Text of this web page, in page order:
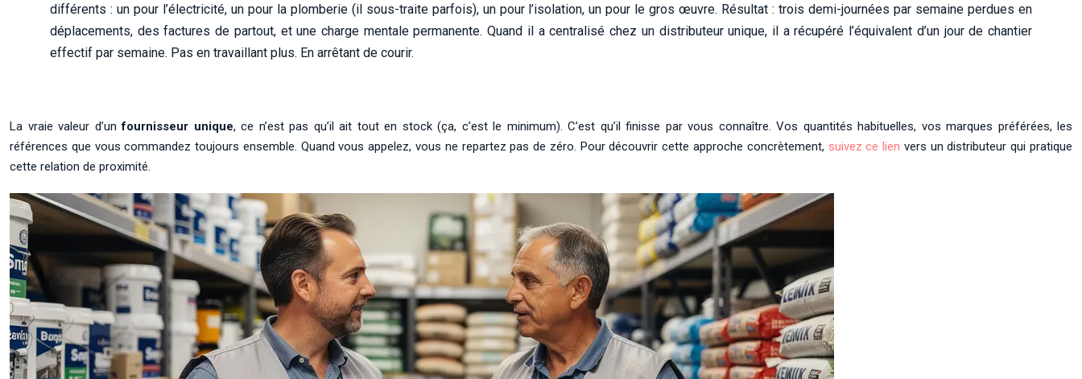
différents : un pour l’électricité, un pour la plomberie (il sous-traite parfois), un pour l’isolation, un pour le gros œuvre. Résultat : trois demi-journées par semaine perdues en
déplacements, des factures de partout, et une charge mentale permanente. Quand il a centralisé chez un distributeur unique, il a récupéré l’équivalent d’un jour de chantier
effectif par semaine. Pas en travaillant plus. En arrêtant de courir.
La vraie valeur d’unfournisseur unique, ce n’est pas qu’il ait tout en stock (ça, c’est le minimum). C’est qu’il finisse par vous connaître. Vos quantités habituelles, vos marques préférées, les
références que vous commandez toujours ensemble. Quand vous appelez, vous ne repartez pas de zéro. Pour découvrir cette approche concrètement, suivez ce lien vers un distributeur qui pratique
cette relation de proximité.